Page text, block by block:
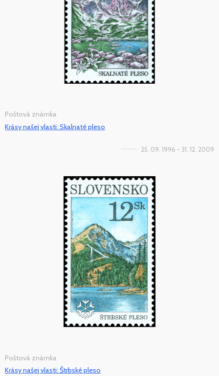
Poštová známka
Krásy našej vlasti: Skalnaté pleso
25. 09. 1996 - 31. 12. 2009
Poštová známka
Krásy našej vlasti: Štrbské pleso